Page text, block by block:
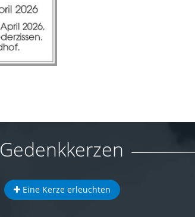
Gedenkkerzen
Eine Kerze erleuchten